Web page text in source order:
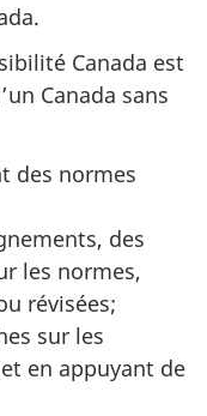
Canada est
Canada sans
des normes
des
les normes,
révisées;
sur les
en appuyant de